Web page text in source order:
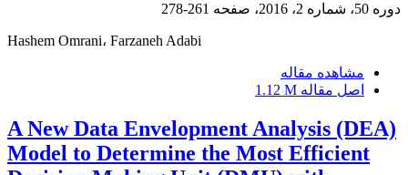
دوره 50، شماره 2، 2016، صفحه 261-278
Hashem Omrani، Farzaneh Adabi
مشاهده مقاله
اصل مقاله 1.12 M
A New Data Envelopment Analysis (DEA)
Model to Determine the Most Efficient